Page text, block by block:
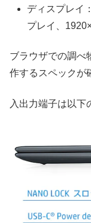
ディスプレイ
プレイ、
ブラウザでの調べ
作するスペックが
入出力端子は以下